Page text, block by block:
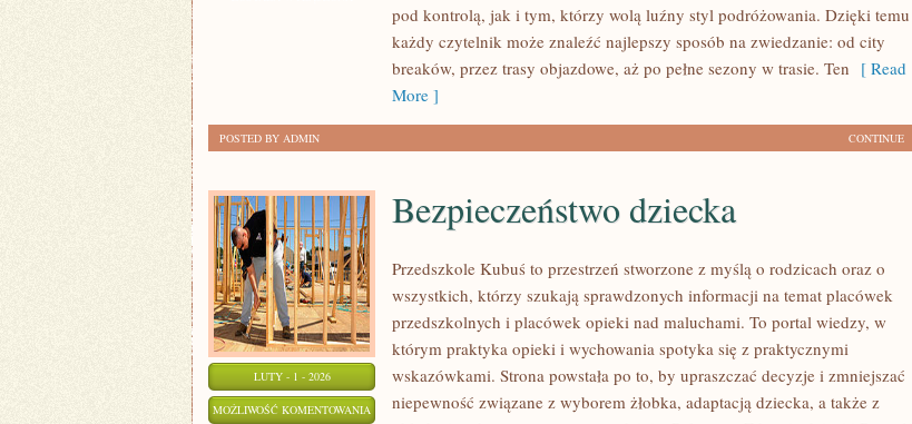
pod kontrolą, jak i tym, którzy wolą luźny styl podróżowania. Dzięki temu
każdy czytelnik może znaleźć najlepszy sposób na zwiedzanie: od city
breaków, przez trasy objazdowe, aż po pełne sezony w trasie. Ten [ Read
More ]
CONTINUE
POSTED BY ADMIN
LUTY - 1 - 2026
MOŻLIWOŚĆ KOMENTOWANIA BEZPIECZEŃSTWO
Bezpieczeństwo dziecka
Przedszkole Kubuś to przestrzeń stworzone z myślą o rodzicach oraz o
wszystkich, którzy szukają sprawdzonych informacji na temat placówek
przedszkolnych i placówek opieki nad maluchami. To portal wiedzy, w
którym praktyka opieki i wychowania spotyka się z praktycznymi
wskazówkami. Strona powstała po to, by upraszczać decyzje i zmniejszać
niepewność związane z wyborem żłobka, adaptacją dziecka, a także z